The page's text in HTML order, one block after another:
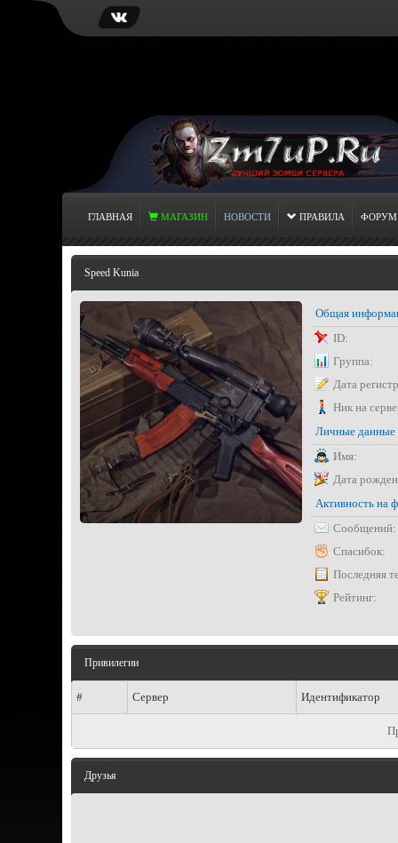
ГЛАВНАЯ МАГАЗИН НОВОСТИ ПРАВИЛА ФОРУМ
Speed Kunia
Общая
ID:
Группа:
Дата
Ник на
Личные данные
Имя:
Дата
Активность на
Сообщений:
Спасибок:
Последняя
Рейтинг:
Привилегии
# Сервер Идентификатор
Друзья